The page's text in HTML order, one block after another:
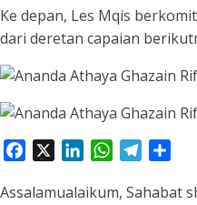
Ke depan, Les Mqis
dari deretan capaian
Facebook LinkedInWhatsAppTelegram
Assalamualaikum, Sahabat